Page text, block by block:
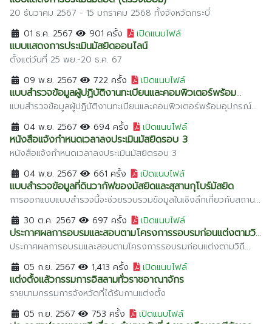
สตูล
สระบุรี
สุราษฎร์ธานี
เชียงใหม่
ระยอง
เพชรบุรี
ตาก
พระนครศรีอยุธยา
20 ธันวาคม 2567 - 15 มกราคม 2568 ทั้งจังหวัดกระบี่
01 ธ.ค. 2567
901 ครั้ง เปิดแนบไฟล์
แบบแสดงการประเมินมัสยิดออนไลน์
ตั้งแต่วันที่ 25 พย.-20 ธ.ค. 67
09 พ.ย. 2567
722 ครั้ง เปิดแนบไฟล์
แบบสำรวจข้อมูลผู้ปฏิบัติงานทะเบียนและคอมพิวเตอร์พร้อม
อุปกรณ์ประกอบ
แบบสำรวจข้อมูลผู้ปฏิบัติงานทะเบียนและคอมพิวเตอร์พร้อมอุปกรณ์
ประกอบ
04 พ.ย. 2567 694 ครั้ง เปิดแนบไฟล์
หนังสือแจ้งกำหนดเวลาลงประเมินมัสยิดรอบ 3
หนังสือแจ้งกำหนดเวลาลงประเมินมัสยิดรอบ 3
04 พ.ย. 2567
661 ครั้ง เปิดแนบไฟล์
แบบสำรวจข้อมูลที่ดินวากัฟของมัสยิดและสุสานกุโบร์มัสยิด
การออกแบบแบบสำรวจนี้จะช่วยรวบรวมข้อมูลในเชิงลึกเกี่ยวกับสถานะ
ของที่ดินที่มัสยิดต่าง ๆ กำลังเผชิญ และจะช่วยให้ทราบถึงปัญหาและ
ความต้องการที่แท้จริง
30 ต.ค. 2567 697 ครั้ง เปิดแนบไฟล์
ประกาศผลการอบรมและสอบตามโครงการรอบรมก่อนแต่งตามวิถี
อิสลาม
ประกาศผลการอบรมและสอบตามโครงการรอบรมก่อนแต่งตามวิถี
อิสลาม ประจำเดือน ตุลาคม 2567 : วันอาทิตย์ที่ 27 ตุลามคม 2567
สนมสอบสำนักงานคณะกรรมการอิสลามประจำจังหวัดกระบี่
05 ก.ย. 2567 1,413 ครั้ง เปิดแนบไฟล์
แต่งตั้งแล้วกรรมการอิสลามทั่วราชอาณาจักร
รายนามกรรมการจังหวัดที่ได้รับกานแต่งตั้ง
05 ก.ย. 2567
753 ครั้ง เปิดแนบไฟล์